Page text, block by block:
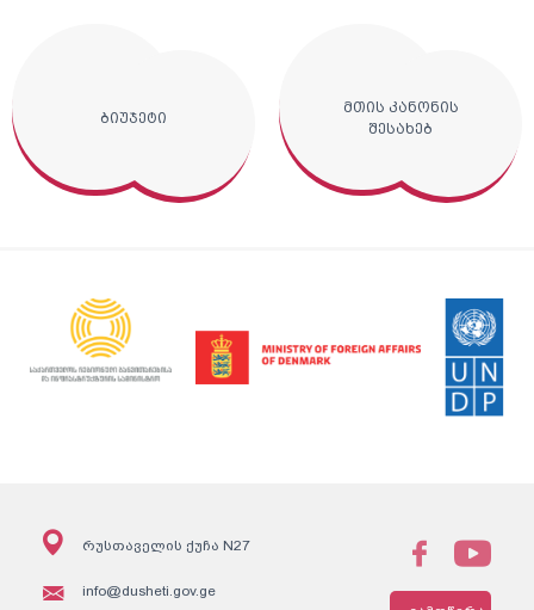
ბიუჯეტი
მთის კანონის
შესახებ
რუსთაველის ქუჩა N27
info@dusheti.gov.ge